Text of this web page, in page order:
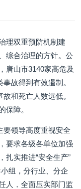
理双重预防机制建
综合治理的方针。公
唐山市3140家高危及
故得到有效遏制。
和死亡人数远低。
保障。
要领导高度重视安全
要求各级各单位加强
扎实推进“安全生产”
组，分行业、分企
人，全面压实部门监